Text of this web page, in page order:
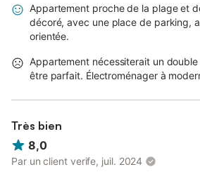
Appartement proche de la plage et
décoré, avec une place de parking,
orientée.
Appartement nécessiterait un
être parfait. Électroménager à
Très bien
8,0
Par un client verife, juil. 2024